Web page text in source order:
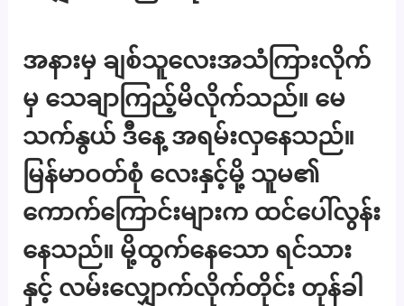
အနားမှ ချစ်သူလေးအသံကြားလိုက်
မှ သေချာကြည့်မိလိုက်သည်။ မေ
သက်နွယ် ဒီနေ့ အရမ်းလှနေသည်။
မြန်မာဝတ်စုံ လေးနှင့်မို့ သူမ၏
ကောက်ကြောင်းများက ထင်ပေါ်လွန်း
နေသည်။ မို့ထွက်နေသော ရင်သား
နှင့် လမ်းလျှောက်လိုက်တိုင်း တုန်ခါ